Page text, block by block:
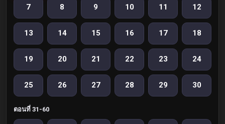
7 8 9 10 11 12
13 14 15 16 17 18
19 20 21 22 23 24
25 26 27 28 29 30
ตอนที่ 31-60